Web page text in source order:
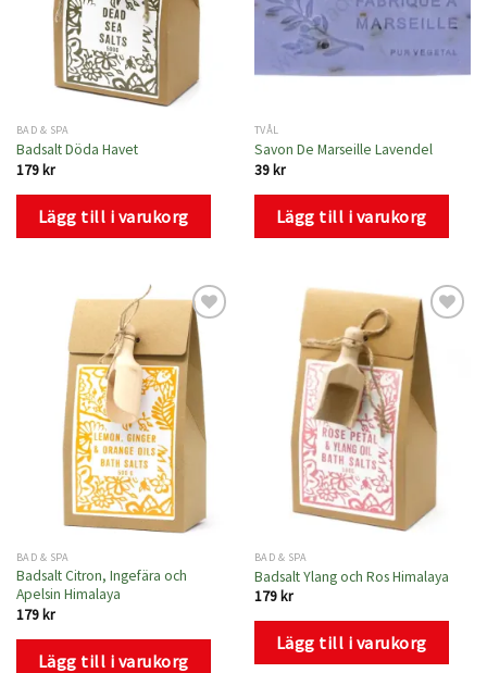
BAD & SPA
Badsalt Döda Havet
179 kr
Lägg till i varukorg
TVÅL
Savon De Marseille Lavendel
39 kr
Lägg till i varukorg
Lägg
önskelistan
BAD & SPA
Badsalt Citron, Ingefära och
Apelsin Himalaya
179 kr
Lägg till i varukorg
till i
önskelistan
BAD & SPA
Badsalt Ylang och Ros Himalaya
179kr
Lägg till i varukorg